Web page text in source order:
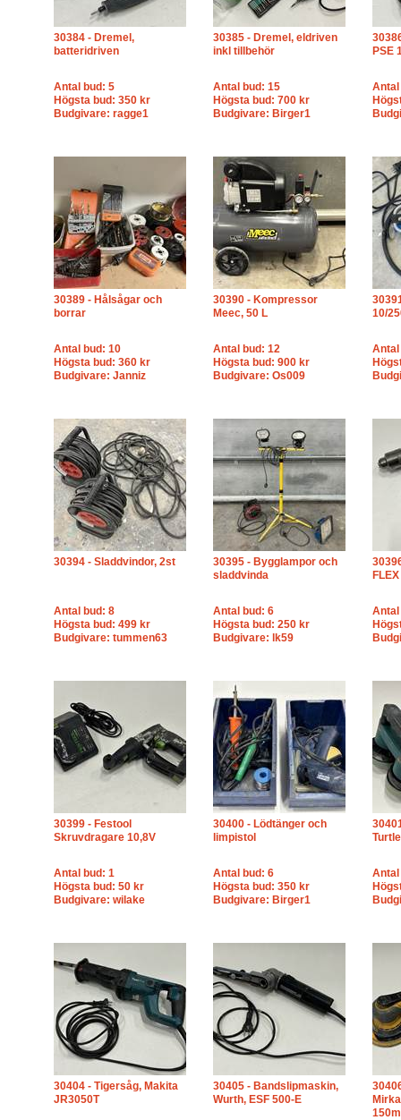
30384 - Dremel,
batteridriven
Antal bud: 5
Högsta bud: 350 kr
Budgivare: ragge1
30385 - Dremel, eldriven
inkl tillbehör
Antal bud: 15
Högsta bud: 700 kr
Budgivare: Birger1
PSE
Antal
30389 - Hålsågar och
borrar
Antal bud: 10
Högsta bud: 360 kr
Budgivare: Janniz
30390 - Kompressor
Meec, 50 L
Antal bud: 12
Högsta bud: 900 kr
Budgivare: Os009
10/
Antal
30394 - Sladdvindor, 2st
Antal bud: 8
Högsta bud: 499 kr
Budgivare: tummen63
30395 - Bygglampor och
sladdvinda
Antal bud: 6
Högsta bud: 250 kr
Budgivare: lk59
Antal
30399 - Festool
Skruvdragare 10,8V
Antal bud: 1
Högsta bud: 50 kr
Budgivare: wilake
30400 - Lödtänger och
limpistol
Antal bud: 6
Högsta bud: 350 kr
Budgivare: Birger1
Antal
30404 - Tigersåg, Makita
JR3050T
30405 - Bandslipmaskin,
Wurth, ESF 500-E